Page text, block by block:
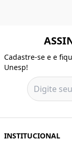
Cadastre-se e e
Unesp!
INSTITUCIONAL